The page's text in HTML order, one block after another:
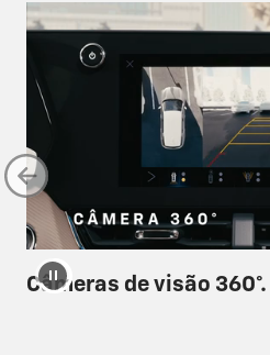
Câmeras de visão 360°.